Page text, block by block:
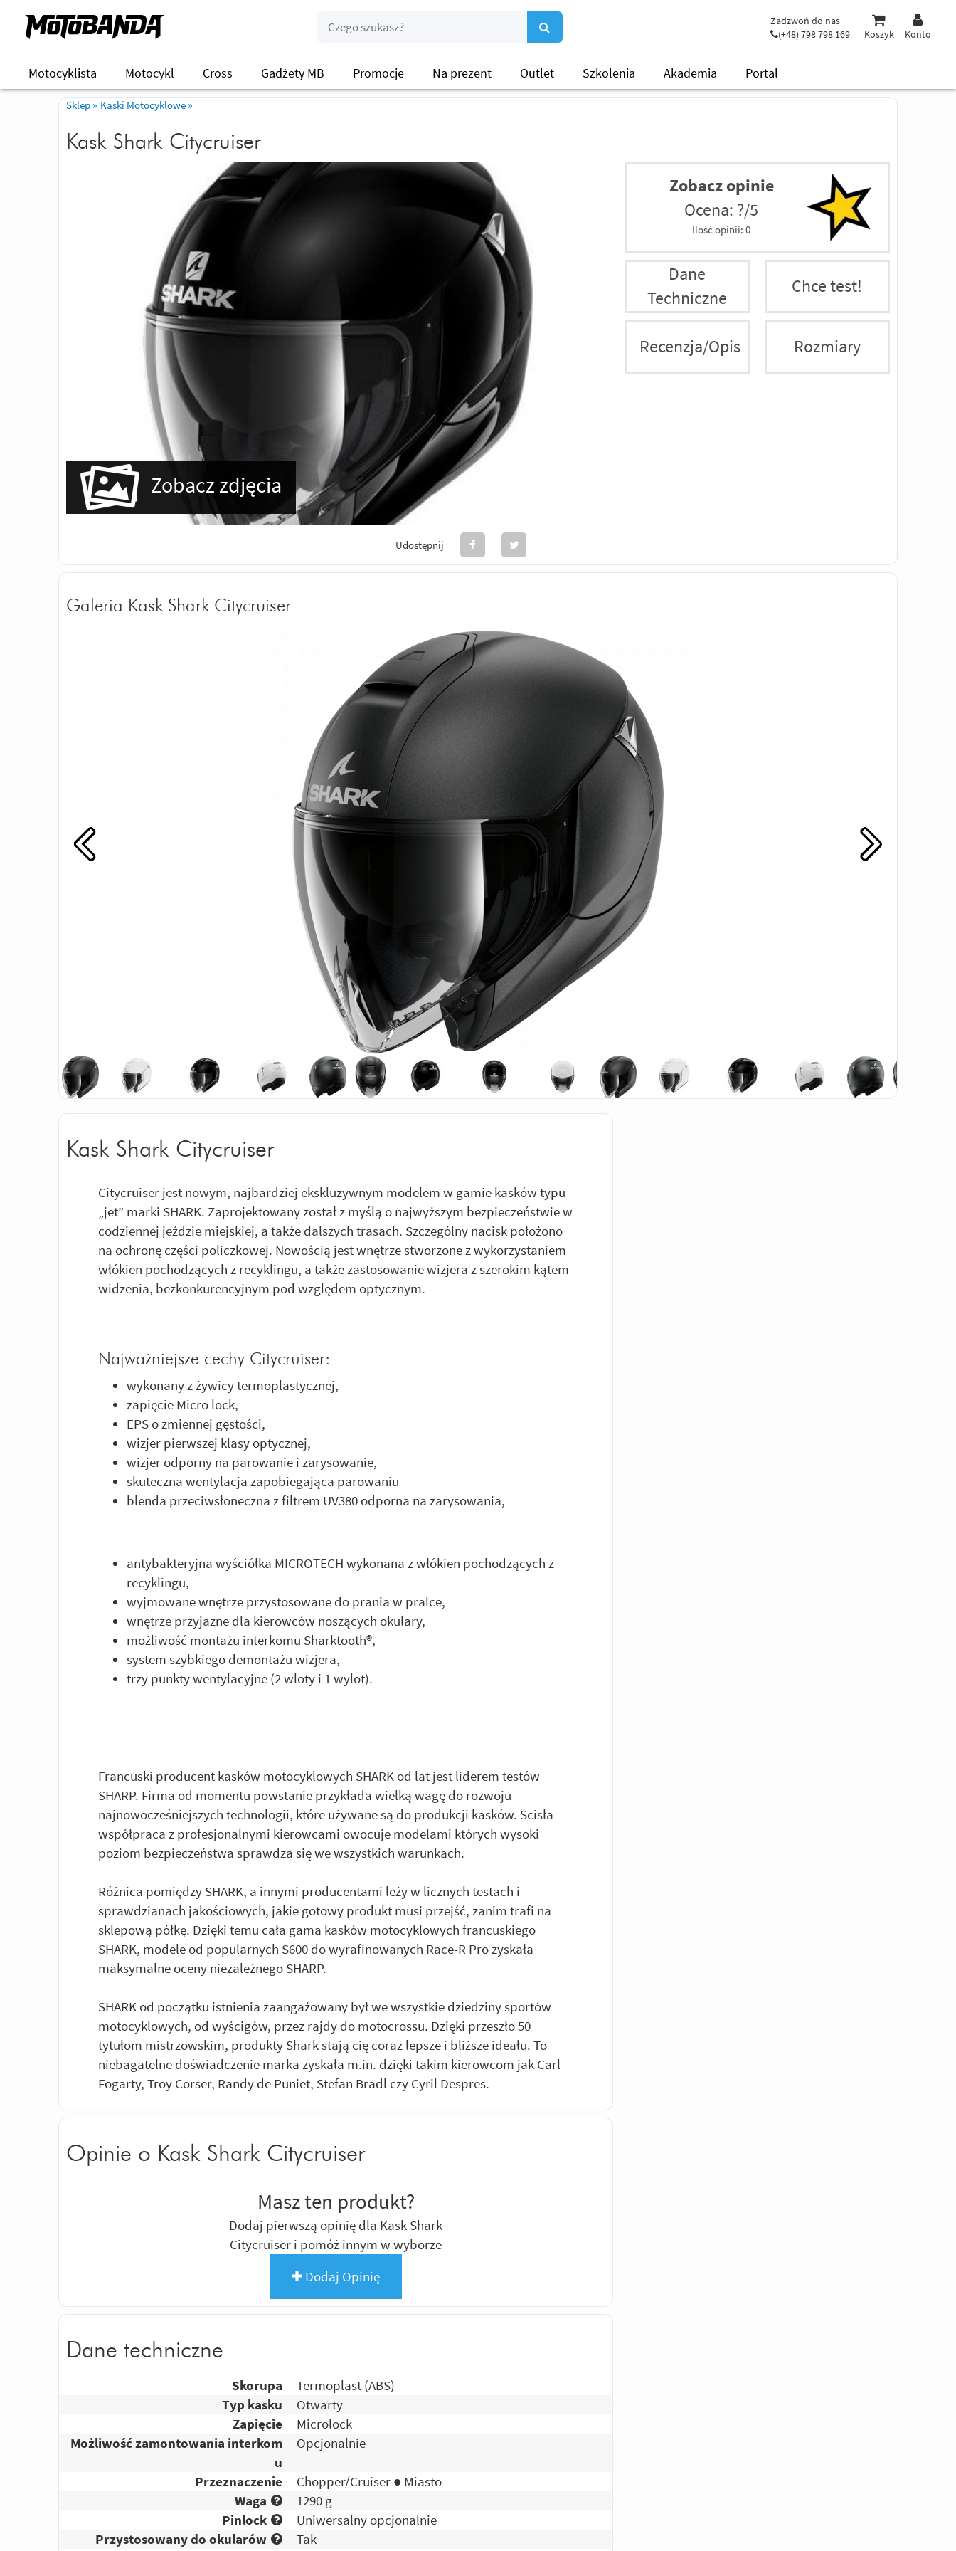
Zadzwoń do nas
(+48) 798 798 169
Koszyk Konto
Motocyklista Motocykl Cross Gadżety MB Promocje Na prezent Outlet Szkolenia Akademia Portal
Sklep » Kaski Motocyklowe »
Kask Shark Citycruiser
Zobacz zdjęcia
Zobacz opinie
Ocena: ?/5
Ilość opinii:0
Dane
Techniczne
Chce test!
Recenzja/Opis Rozmiary
Udostępnij
Galeria Kask Shark Citycruiser
Kask Shark Citycruiser
Citycruiser jest nowym, najbardziej ekskluzywnym modelem w gamie kasków typu
„jet” marki SHARK. Zaprojektowany został z myślą o najwyższym bezpieczeństwie w
codziennej jeździe miejskiej, a także dalszych trasach. Szczególny nacisk położono
na ochronę części policzkowej. Nowością jest wnętrze stworzone z wykorzystaniem
włókien pochodzących z recyklingu, a także zastosowanie wizjera z szerokim kątem
widzenia, bezkonkurencyjnym pod względem optycznym.
Najważniejsze cechy Citycruiser:
wykonany z żywicy termoplastycznej,
zapięcie Micro lock,
EPS o zmiennej gęstości,
wizjer pierwszej klasy optycznej,
wizjer odporny na parowanie i zarysowanie,
skuteczna wentylacja zapobiegająca parowaniu
blenda przeciwsłoneczna z filtrem UV380 odporna na zarysowania,
antybakteryjna wyściółka MICROTECH wykonana z włókien pochodzących z
recyklingu,
wyjmowane wnętrze przystosowane do prania w pralce,
wnętrze przyjazne dla kierowców noszących okulary,
możliwość montażu interkomu Sharktooth®,
system szybkiego demontażu wizjera,
trzy punkty wentylacyjne (2 wloty i 1 wylot).
Francuski producent kasków motocyklowych SHARK od lat jest liderem testów
SHARP. Firma od momentu powstanie przykłada wielką wagę do rozwoju
najnowocześniejszych technologii, które używane są do produkcji kasków. Ścisła
współpraca z profesjonalnymi kierowcami owocuje modelami których wysoki
poziom bezpieczeństwa sprawdza się we wszystkich warunkach.
Różnica pomiędzy SHARK, a innymi producentami leży w licznych testach i
sprawdzianach jakościowych, jakie gotowy produkt musi przejść, zanim trafi na
sklepową półkę. Dzięki temu cała gama kasków motocyklowych francuskiego
SHARK, modele od popularnych S600 do wyrafinowanych Race-R Pro zyskała
maksymalne oceny niezależnego SHARP.
SHARK od początku istnienia zaangażowany był we wszystkie dziedziny sportów
motocyklowych, od wyścigów, przez rajdy do motocrossu. Dzięki przeszło 50
tytułom mistrzowskim, produkty Shark stają cię coraz lepsze i bliższe ideału. To
niebagatelne doświadczenie marka zyskała m.in. dzięki takim kierowcom jak Carl
Fogarty, Troy Corser, Randy de Puniet, Stefan Bradl czy Cyril Despres.
Opinie o Kask Shark Citycruiser
Masz ten produkt?
Dodaj pierwszą opinię dla Kask Shark
Citycruiser i pomóż innym w wyborze
Dodaj Opinię
Dane techniczne
Skorupa
Termoplast (ABS)
Typ kasku
Otwarty
Zapięcie
Microlock
Możliwość zamontowania interkom
u
Opcjonalnie
Przeznaczenie
Chopper/Cruiser ● Miasto
Waga
1290 g
Pinlock
Uniwersalny opcjonalnie
Przystosowany do okularów
Tak